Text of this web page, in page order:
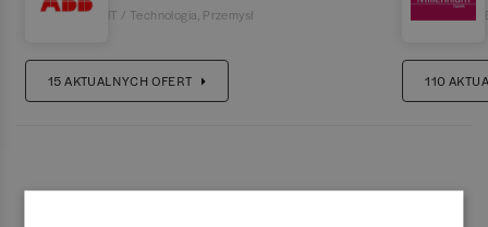
IT / Technologia Przemysł
15AKTUALNYCH OFERT 110